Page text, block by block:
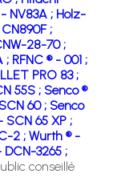
NV83A ; Holz-
;
28-70 ;
; RFNC ® - 001 ;
PRO 83 ;
55S ; Senco ®
60 ; Senco
SCN 65 XP ;
2 ; Wurth ® -
3265 ;
conseillé